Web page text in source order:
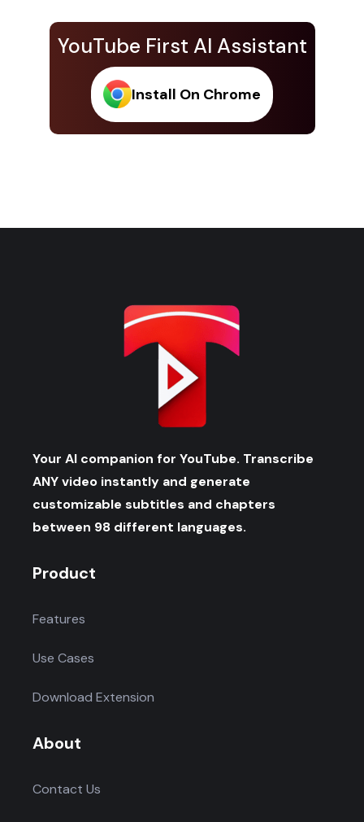
YouTube First AI Assistant
Install On Chrome
Your AI companion for YouTube. Transcribe
ANY video instantly and generate
customizable subtitles and chapters
between 98 different languages.
Product
Features
Use Cases
Download Extension
About
Contact Us